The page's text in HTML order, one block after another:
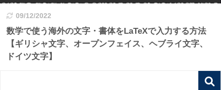
09/12/2022
数学で使う海外の文字・書体をLaTeXで入力する方法
【ギリシャ文字、オープンフェイス、ヘブライ文字、
ドイツ文字】